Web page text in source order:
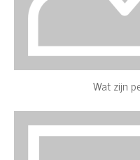
Wat zijn